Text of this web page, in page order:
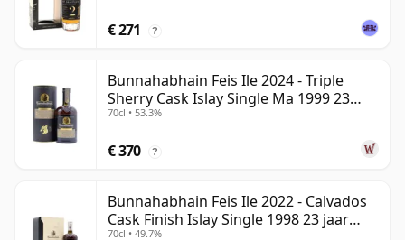
€ 271 ?
Bunnahabhain Feis Ile 2024 - Triple
Sherry Cask Islay Single Ma 1999 23
jaar oud
70cl • 53.3%
€ 370 ?
Bunnahabhain Feis Ile 2022 - Calvados
Cask Finish Islay Single 1998 23 jaar
70cl • 49.7%